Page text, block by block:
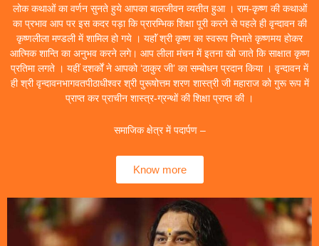
लोक कथाओं का वर्णन सुनते हुये आपका बालजीवन व्यतीत हुआ । राम-कृष्ण की कथाओं
का प्रभाव आप पर इस कदर पड़ा कि प्रारम्भिक शिक्षा पूरी करने से पहले ही वृन्दावन की
कृष्णलीला मण्डली में शामिल हो गये । यहाॅं श्री कृष्ण का स्वरूप निभाते कृष्णमय होकर
आत्मिक शान्ति का अनुभव करने लगे। आप लीला मंचन में इतना खो जाते कि साक्षात कृष्ण
प्रतिमा लगते । यहीं दशर्कों ने आपको ‘ठाकुर जी’ का सम्बोधन प्रदान किया । वृन्दावन में
ही श्री वृन्दावनभागवतपीठाधीश्वर श्री पुरूषोत्तम शरण शास्त्री जी महाराज को गुरू रूप में
प्राप्त कर प्राचीन शास्त्र-ग्रन्थों की शिक्षा प्राप्त की ।
समाजिक क्षेत्र में पदार्पण –
Know more